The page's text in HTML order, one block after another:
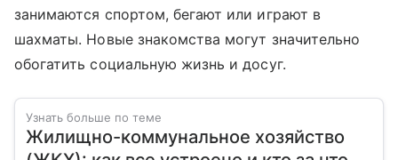
занимаются спортом, бегают или играют в
шахматы. Новые знакомства могут значительно
обогатить социальную жизнь и досуг.
Узнать больше по теме
Жилищно-коммунальное хозяйство